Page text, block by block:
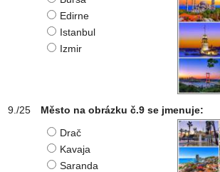
Edirne
Istanbul
Izmir
Město na obrázku č.9 se jmenuje:
Drač
Kavaja
Saranda